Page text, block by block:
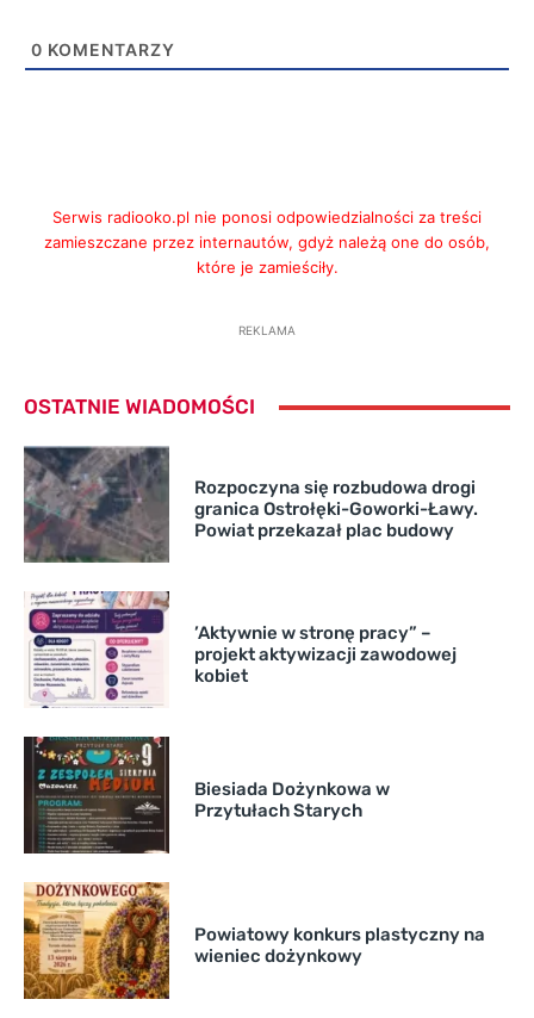
0 KOMENTARZY
Serwis radiooko.pl nie ponosi odpowiedzialności za treści
zamieszczane przez internautów, gdyż należą one do osób,
które je zamieściły.
REKLAMA
OSTATNIE WIADOMOŚCI
Rozpoczyna się rozbudowa drogi
granica Ostrołęki-Goworki-Ławy.
Powiat przekazał plac budowy
’Aktywnie w stronę pracy” –
projekt aktywizacji zawodowej
kobiet
Biesiada Dożynkowa w
Przytułach Starych
Powiatowy konkurs plastyczny na
wieniec dożynkowy